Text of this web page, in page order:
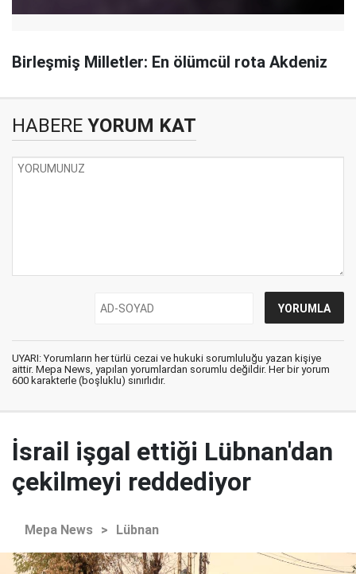
Birleşmiş Milletler: En ölümcül rota Akdeniz
HABERE YORUM KAT
UYARI: Yorumların her türlü cezai ve hukuki sorumluluğu yazan kişiye
aittir. Mepa News, yapılan yorumlardan sorumlu değildir. Her bir yorum
600 karakterle (boşluklu) sınırlıdır.
İsrail işgal ettiği Lübnan'dan
çekilmeyi reddediyor
Mepa News > Lübnan